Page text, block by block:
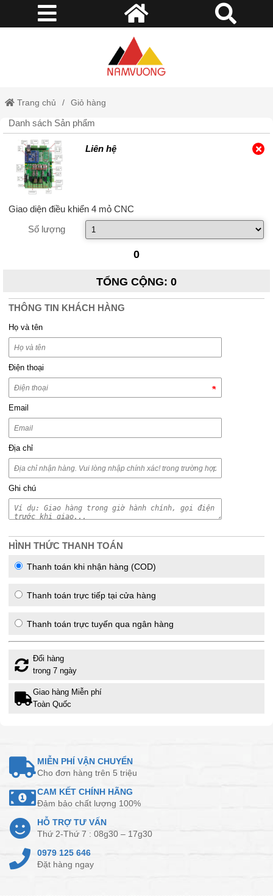
Trang chủ Giỏ hàng
Danh sách Sản phẩm
Liên hệ
Giao diện điều khiển 4 mỏ CNC
Số lượng
0
TỔNG CỘNG: 0
THÔNG TIN KHÁCH HÀNG
Họ và tên
Điện thoại
Email
Địa chỉ
Ghi chú
HÌNH THỨC THANH TOÁN
Thanh toán khi nhận hàng (COD)
Thanh toán trực tiếp tại cửa hàng
Thanh toán trực tuyến qua ngân hàng
Đổi hàng
trong 7 ngày
Giao hàng Miễn phí
Toàn Quốc
MIỄN PHÍ VẬN CHUYỂN
Cho đơn hàng trên 5 triệu
CAM KẾT CHÍNH HÃNG
Đảm bảo chất lượng 100%
HỖ TRỢ TƯ VẤN
Thứ 2-Thứ 7 : 08g30 – 17g30
0979 125 646
Đặt hàng ngay